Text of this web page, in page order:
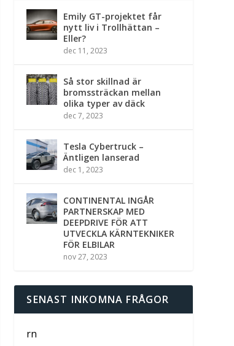
Emily GT-projektet får
nytt liv i Trollhättan –
Eller?
dec 11, 2023
Så stor skillnad är
bromssträckan mellan
olika typer av däck
dec 7, 2023
Tesla Cybertruck –
Äntligen lanserad
dec 1, 2023
CONTINENTAL INGÅR
PARTNERSKAP MED
DEEPDRIVE FÖR ATT
UTVECKLA KÄRNTEKNIKER
FÖR ELBILAR
nov 27, 2023
SENAST INKOMNA FRÅGOR
rn